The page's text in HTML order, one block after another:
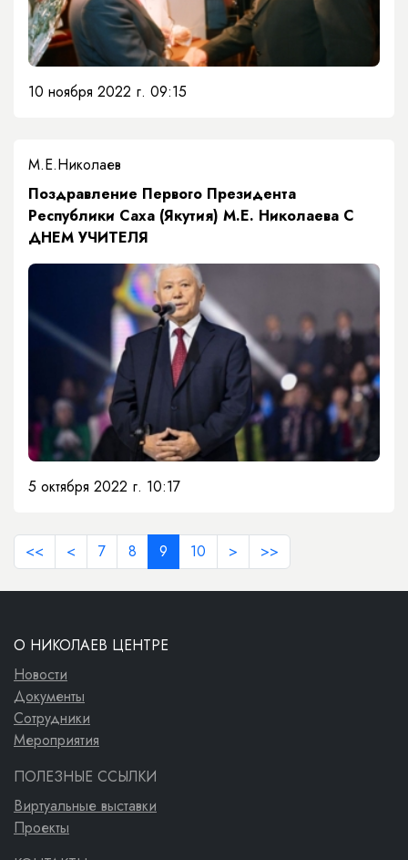
10 ноября 2022 г. 09:15
М.Е.Николаев
Поздравление Первого Президента
Республики Саха (Якутия) М.Е. Николаева С
ДНЕМ УЧИТЕЛЯ
5 октября 2022 г. 10:17
<< < 7 8 9 10 > >>
О НИКОЛАЕВ ЦЕНТРЕ
Новости
Документы
Сотрудники
Мероприятия
ПОЛЕЗНЫЕ ССЫЛКИ
Виртуальные выставки
Проекты